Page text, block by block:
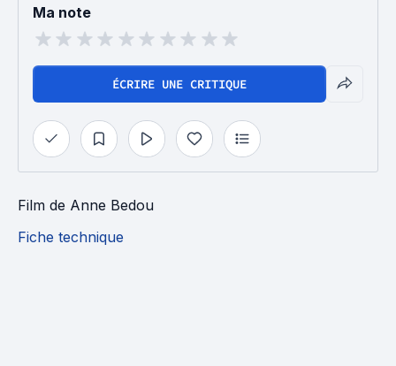
Ma note
ÉCRIRE UNE CRITIQUE
Film de Anne Bedou
Fiche technique